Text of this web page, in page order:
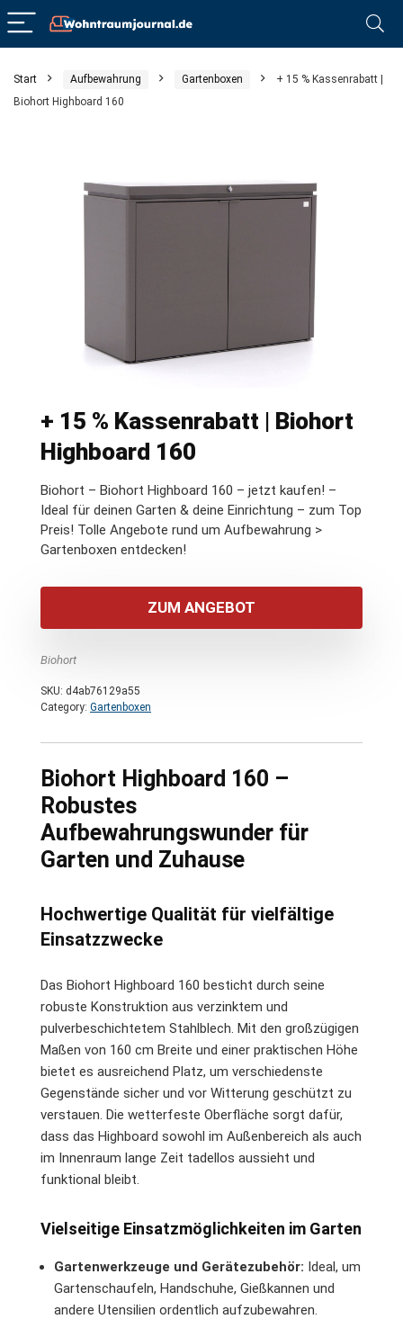
Start Aufbewahrung Gartenboxen
+ 15 % Kassenrabatt |
Biohort Highboard 160
+ 15 % Kassenrabatt | Biohort
Highboard 160
Biohort – Biohort Highboard 160 – jetzt kaufen! –
Ideal für deinen Garten & deine Einrichtung – zum Top
Preis! Tolle Angebote rund um Aufbewahrung >
Gartenboxen entdecken!
ZUM ANGEBOT
Biohort
SKU: d4ab76129a55
Category: Gartenboxen
Biohort Highboard 160 –
Robustes
Aufbewahrungswunder für
Garten und Zuhause
Hochwertige Qualität für vielfältige
Einsatzzwecke
Das Biohort Highboard 160 besticht durch seine
robuste Konstruktion aus verzinktem und
pulverbeschichtetem Stahlblech. Mit den großzügigen
Maßen von 160 cm Breite und einer praktischen Höhe
bietet es ausreichend Platz, um verschiedenste
Gegenstände sicher und vor Witterung geschützt zu
verstauen. Die wetterfeste Oberfläche sorgt dafür,
dass das Highboard sowohl im Außenbereich als auch
im Innenraum lange Zeit tadellos aussieht und
funktional bleibt.
Vielseitige Einsatzmöglichkeiten im Garten
Gartenwerkzeuge und Gerätezubehör: Ideal, um
Gartenschaufeln, Handschuhe, Gießkannen und
andere Utensilien ordentlich aufzubewahren.